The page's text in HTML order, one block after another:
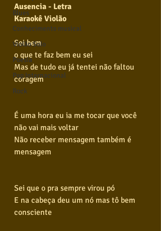
Blues
Conhecimento musical
Violão Solo
Poesia
Pop Internacional
Rock
Ausencia - Letra
Karaokê Violão
Sei bem
o que te faz bem eu sei
Mas de tudo eu já tentei não faltou
coragem
É uma hora eu ia me tocar que você
não vai mais voltar
Não receber mensagem também é
mensagem
Sei que o pra sempre virou pó
E na cabeça deu um nó mas tô bem
consciente